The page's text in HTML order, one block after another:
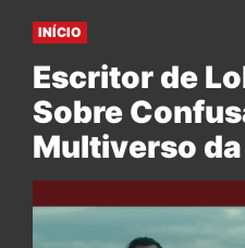
INÍCIO
Escritor de
Sobre
Multiverso